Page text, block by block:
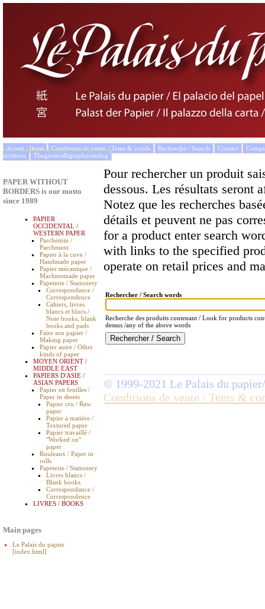
Accueil / Home Conditions de vente / Tems & conds Recherche / Search Contact
écritures
Thegreatcalligraphycatalog
PAPER WITHOUT
BORDERS is our motto
since 1989
PAPIER
OCCIDENTAL /
WESTERN PAPER
Parchemin /
Parchment
Papier à la cuve /
Handmade paper
Papier mécanique /
Machinemade paper
Papeterie / Stationery
Correspondance /
Correspondence
Cahiers, livres
blancs et blocs /
Note books, blank
books and pads
Faire son papier /
Making paper
Papier autre / Other
kinds of paper
MOYEN ORIENT /
MIDDLE EAST
PAPIERS D'ASIE /
ASIAN PAPERS
Papier en feuilles /
Paper in sheets
Papier cru / Raw
paper
Papier à matière /
Textured paper
Papier travaillé /
"Worked on"
paper
Rouleaux / Paper in
rolls
Papeterie / Stationery
Livres blancs /
Blank books
Correspondance /
Correspondence
LIVRES / BOOKS
Main pages
Le Palais du papier
[index.html]
Pour rechercher un produit
dessous. Les résultats seront
Notez que les recherches
détails et peuvent ne pas
for a product enter search
with links to the specified
operate on retail prices and
Rechercher / Search words
Recherche des produits contenant / Look for products
dessus /any of the above words
© 1999-2021 Le Palais du
Conditions de vente / Tems &